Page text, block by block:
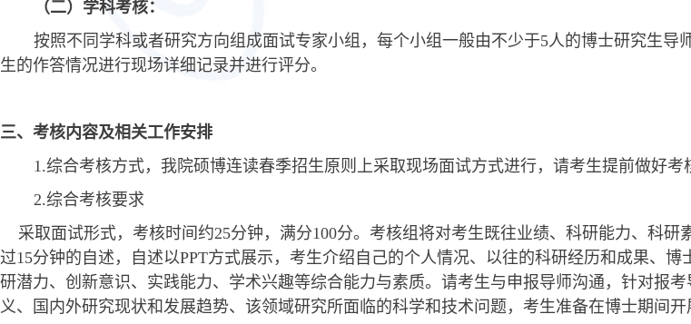
（二）学科考核：
按照不同学科或者研究方向组成面试专家小组，每个小组一般由不少于5人的博士研究生导
生的作答情况进行现场详细记录并进行评分。
三、考核内容及相关工作安排
1.综合考核方式，我院硕博连读春季招生原则上采取现场面试方式进行，请考生提前做好考
2.综合考核要求
采取面试形式，考核时间约25分钟，满分100分。考核组将对考生既往业绩、科研能力、科
过15分钟的自述，自述以PPT方式展示，考生介绍自己的个人情况、以往的科研经历和成果、
研潜力、创新意识、实践能力、学术兴趣等综合能力与素质。请考生与申报导师沟通 ，针对报
义、国内外研究现状和发展趋势、该领域研究所面临的科学和技术问题，考生准备在博士期间